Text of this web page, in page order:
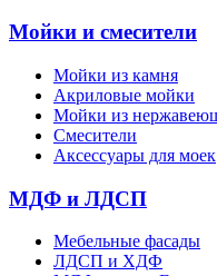
Мойки и смесители
Мойки из камня
Акриловые мойки
Мойки из
Смесители
Аксессуары для моек
МДФ и ЛДСП
Мебельные фасады
ЛДСП и ХДФ